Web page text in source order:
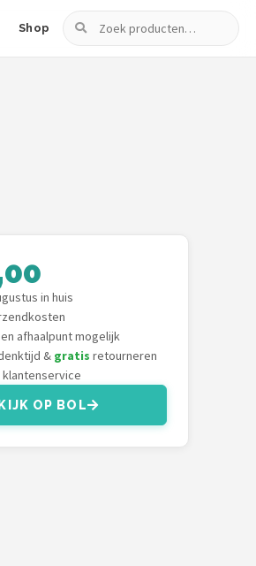
Shop
Zoeken
in huis
afhaalpunt mogelijk
& gratis retourneren
klantenservice
OP BOL